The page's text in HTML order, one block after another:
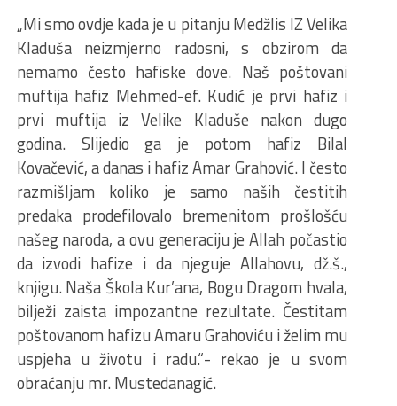
„Mi smo ovdje kada je u pitanju Medžlis IZ Velika
Kladuša neizmjerno radosni, s obzirom da
nemamo često hafiske dove. Naš poštovani
muftija hafiz Mehmed-ef. Kudić je prvi hafiz i
prvi muftija iz Velike Kladuše nakon dugo
godina. Slijedio ga je potom hafiz Bilal
Kovačević, a danas i hafiz Amar Grahović. I često
razmišljam koliko je samo naših čestitih
predaka prodefilovalo bremenitom prošlošću
našeg naroda, a ovu generaciju je Allah počastio
da izvodi hafize i da njeguje Allahovu, dž.š.,
knjigu. Naša Škola Kur’ana, Bogu Dragom hvala,
bilježi zaista impozantne rezultate. Čestitam
poštovanom hafizu Amaru Grahoviću i želim mu
uspjeha u životu i radu.“- rekao je u svom
obraćanju mr. Mustedanagić.